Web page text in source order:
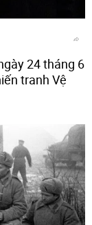
24 tháng 6
tranh Vệ